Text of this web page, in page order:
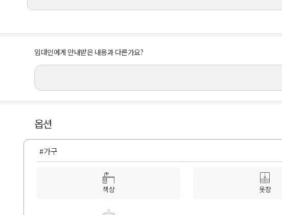
임대인에게 안내받은 내용과 다른가요?
옵션
#가구
책상 옷장